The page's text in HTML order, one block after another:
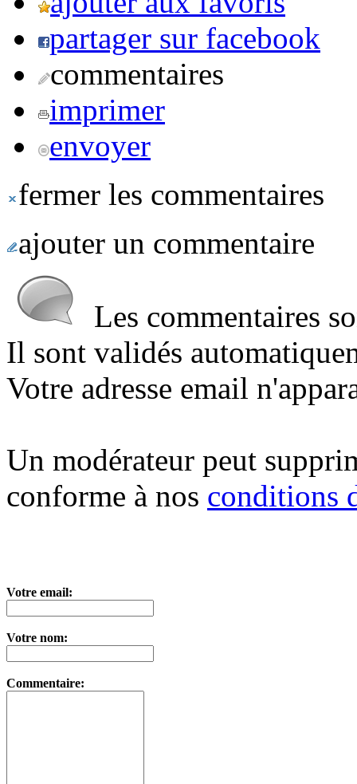
partager sur facebook
commentaires
imprimer
envoyer
fermer les commentaires
ajouter un commentaire
Les commentaires
Il sont validés
Votre adresse email
Un modérateur peut
conforme à nos conditions
Votre email:
Votre nom:
Commentaire: